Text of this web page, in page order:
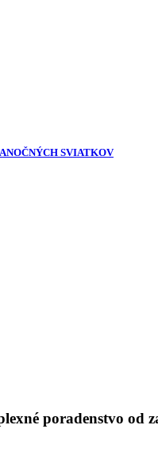
SVIATKOV
poradenstvo od